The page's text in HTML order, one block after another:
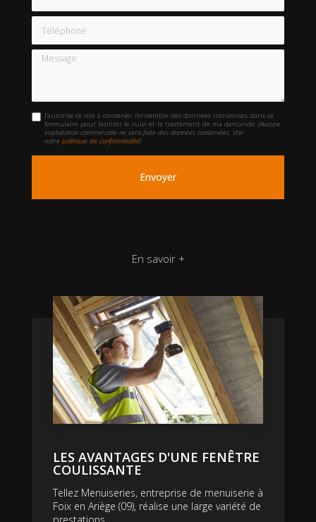
Téléphone
Message
J'autorise ce site à conserver l'ensemble des données transmises dans ce
formulaire pour faciliter le suivi et le traitement de ma demande.(Aucune
exploitation commerciale ne sera faite des données conservées. Voir
notrepolitique de confidentialité)
En savoir +
LES AVANTAGES D'UNE FENÊTRE
COULISSANTE
Tellez Menuiseries, entreprise de menuiserie à
Foix en Ariège (09), réalise une large variété de